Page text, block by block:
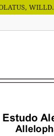
WILLD.